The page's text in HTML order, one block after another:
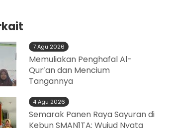
7 Agu 2026
Memuliakan Penghafal Al-
Qur’an dan Mencium
Tangannya
4 Agu 2026
Semarak Panen Raya Sayuran di
Kebun SMAN1TA: Wujud Nyata